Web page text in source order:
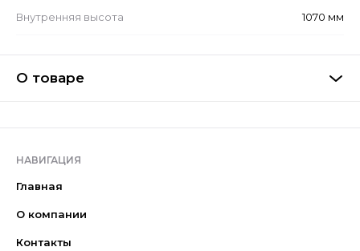
Внутренняя высота 1070 мм
О товаре
НАВИГАЦИЯ
Главная
О компании
Контакты